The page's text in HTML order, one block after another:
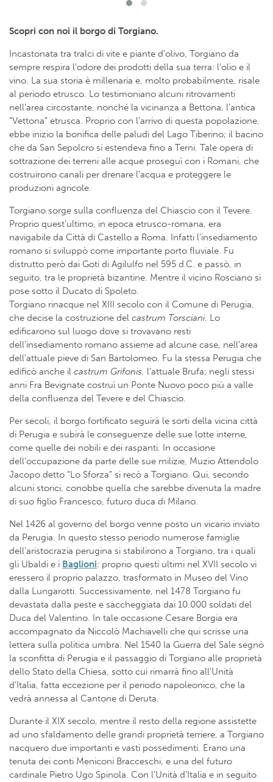
Scopri con noi il borgo di Torgiano.
Incastonata tra tralci di vite e piante d’olivo, Torgiano da
sempre respira l’odore dei prodotti della sua terra: l’olio e il
vino. La sua storia è millenaria e, molto probabilmente, risale
al periodo etrusco. Lo testimoniano alcuni ritrovamenti
nell’area circostante, nonché la vicinanza a Bettona, l’antica
“Vettona” etrusca. Proprio con l’arrivo di questa popolazione,
ebbe inizio la bonifica delle paludi del Lago Tiberino; il bacino
che da San Sepolcro si estendeva fino a Terni. Tale opera di
sottrazione dei terreni alle acque proseguì con i Romani, che
costruirono canali per drenare l’acqua e proteggere le
produzioni agricole.
Torgiano sorge sulla confluenza del Chiascio con il Tevere.
Proprio quest’ultimo, in epoca etrusco-romana, era
navigabile da Città di Castello a Roma. Infatti l’insediamento
romano si sviluppò come importante porto fluviale. Fu
distrutto però dai Goti di Agilulfo nel 595 d.C. e passò, in
seguito, tra le proprietà bizantine. Mentre il vicino Rosciano si
pose sotto il Ducato di Spoleto.
Torgiano rinacque nel XIII secolo con il Comune di Perugia,
che decise la costruzione del castrum Torsciani. Lo
edificarono sul luogo dove si trovavano resti
dell’insediamento romano assieme ad alcune case, nell’area
dell’attuale pieve di San Bartolomeo. Fu la stessa Perugia che
edificò anche il castrum Grifonis, l’attuale Brufa; negli stessi
anni Fra Bevignate costruì un Ponte Nuovo poco più a valle
della confluenza del Tevere e del Chiascio.
Per secoli, il borgo fortificato seguirà le sorti della vicina città
di Perugia e subirà le conseguenze delle sue lotte interne,
come quelle dei nobili e dei raspanti. In occasione
dell’occupazione da parte delle sue milizie, Muzio Attendolo
Jacopo detto “Lo Sforza” si recò a Torgiano. Qui, secondo
alcuni storici, conobbe quella che sarebbe divenuta la madre
di suo figlio Francesco, futuro duca di Milano.
Nel 1426 al governo del borgo venne posto un vicario inviato
da Perugia. In questo stesso periodo numerose famiglie
dell’aristocrazia perugina si stabilirono a Torgiano, tra i quali
gli Ubaldi e i Baglioni: proprio questi ultimi nel XVII secolo vi
eressero il proprio palazzo, trasformato in Museo del Vino
dalla Lungarotti. Successivamente, nel 1478 Torgiano fu
devastata dalla peste e saccheggiata dai 10.000 soldati del
Duca del Valentino. In tale occasione Cesare Borgia era
accompagnato da Niccolò Machiavelli che qui scrisse una
lettera sulla politica umbra. Nel 1540 la Guerra del Sale segnò
la sconfitta di Perugia e il passaggio di Torgiano alle proprietà
dello Stato della Chiesa, sotto cui rimarrà fino all’Unità
d’Italia, fatta eccezione per il periodo napoleonico, che la
vedrà annessa al Cantone di Deruta.
Durante il XIX secolo, mentre il resto della regione assistette
ad uno sfaldamento delle grandi proprietà terriere, a Torgiano
nacquero due importanti e vasti possedimenti. Erano una
tenuta dei conti Meniconi Bracceschi, e una del futuro
cardinale Pietro Ugo Spinola. Con l’Unità d’Italia e in seguito